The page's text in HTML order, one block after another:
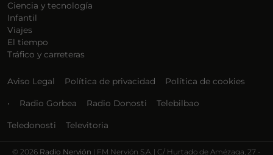
Ciencia y tecnología
Infantil
Viajes
El tiempo
Tráfico y carreteras
Aviso Legal Política de privacidad Política de cookies
• Radio Gorbea Radio Donosti Telebilbao
Teledonosti Televitoria
© 2026 Radio Nervión | FM Nervión S.A. | C/ Hurtado de Amézaga, 27 -